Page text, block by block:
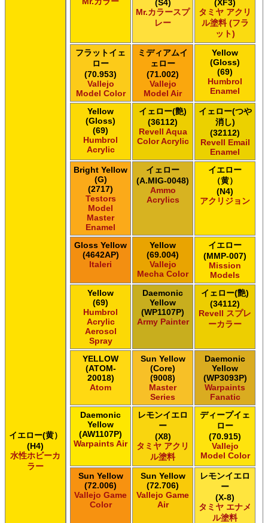
ＧＳＩクレオス Mr.クリスタルカラー
ＧＳＩクレオス Mr.サーフェイサー/プライマー
ＧＳＩクレオス Mr.メタリックカラーGX
ＧＳＩクレオス Mr.メタルカラー
ＧＳＩクレオス アクリジョン
ＧＳＩクレオス ガンダムカラー
ＧＳＩクレオス ガンダムカラー
ＧＳＩクレオス ガンダムカラースプレー
ＧＳＩクレオス ガンダムカラースプレー
ＧＳＩクレオス ガンダムマーカー
ＧＳＩクレオス 水性ホビーカラー
イエロー(黄）
(H4)
水性ホビーカ
ラー
(S4)
Mr.カラースプ
レー
(XF3)
タミヤ アクリ
ル塗料 (フラ
ット)
フラットイェ
ロー
(70.953)
Vallejo
Model Color
ミディアムイ
ェロー
(71.002)
Vallejo
Model Air
Yellow
(Gloss)
(69)
Humbrol
Enamel
Yellow
(Gloss)
(69)
Humbrol
Acrylic
イェロー(艶)
(36112)
Revell Aqua
Color Acrylic
イェロー(つや
消し)
(32112)
Revell Email
Enamel
Bright Yellow
(G)
(2717)
Testors
Model
Master
Enamel
イェロー
(A.MIG-0048)
Ammo
Acrylics
イエロー
（黄）
(N4)
アクリジョン
Gloss Yellow
(4642AP)
Italeri
Yellow
(69.004)
Vallejo
Mecha Color
イエロー
(MMP-007)
Mission
Models
Yellow
(69)
Humbrol
Acrylic
Aerosol
Spray
Daemonic
Yellow
(WP1107P)
Army Painter
イェロー(艶)
(34112)
Revell スプレ
ーカラー
YELLOW
(ATOM-
20018)
Atom
Sun Yellow
(Core)
(9008)
Master
Series
Daemonic
Yellow
(WP3093P)
Warpaints
Fanatic
Daemonic
Yellow
(AW1107P)
Warpaints Air
レモンイエロ
ー
(X8)
タミヤ アクリ
ル塗料
ディープイェ
ロー
(70.915)
Vallejo
Model Color
Sun Yellow
(72.006)
Vallejo Game
Color
Sun Yellow
(72.706)
Vallejo Game
Air
レモンイエロ
ー
(X-8)
タミヤ エナメ
ル塗料